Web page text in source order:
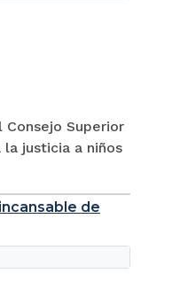
Superior
justicia a niños
de